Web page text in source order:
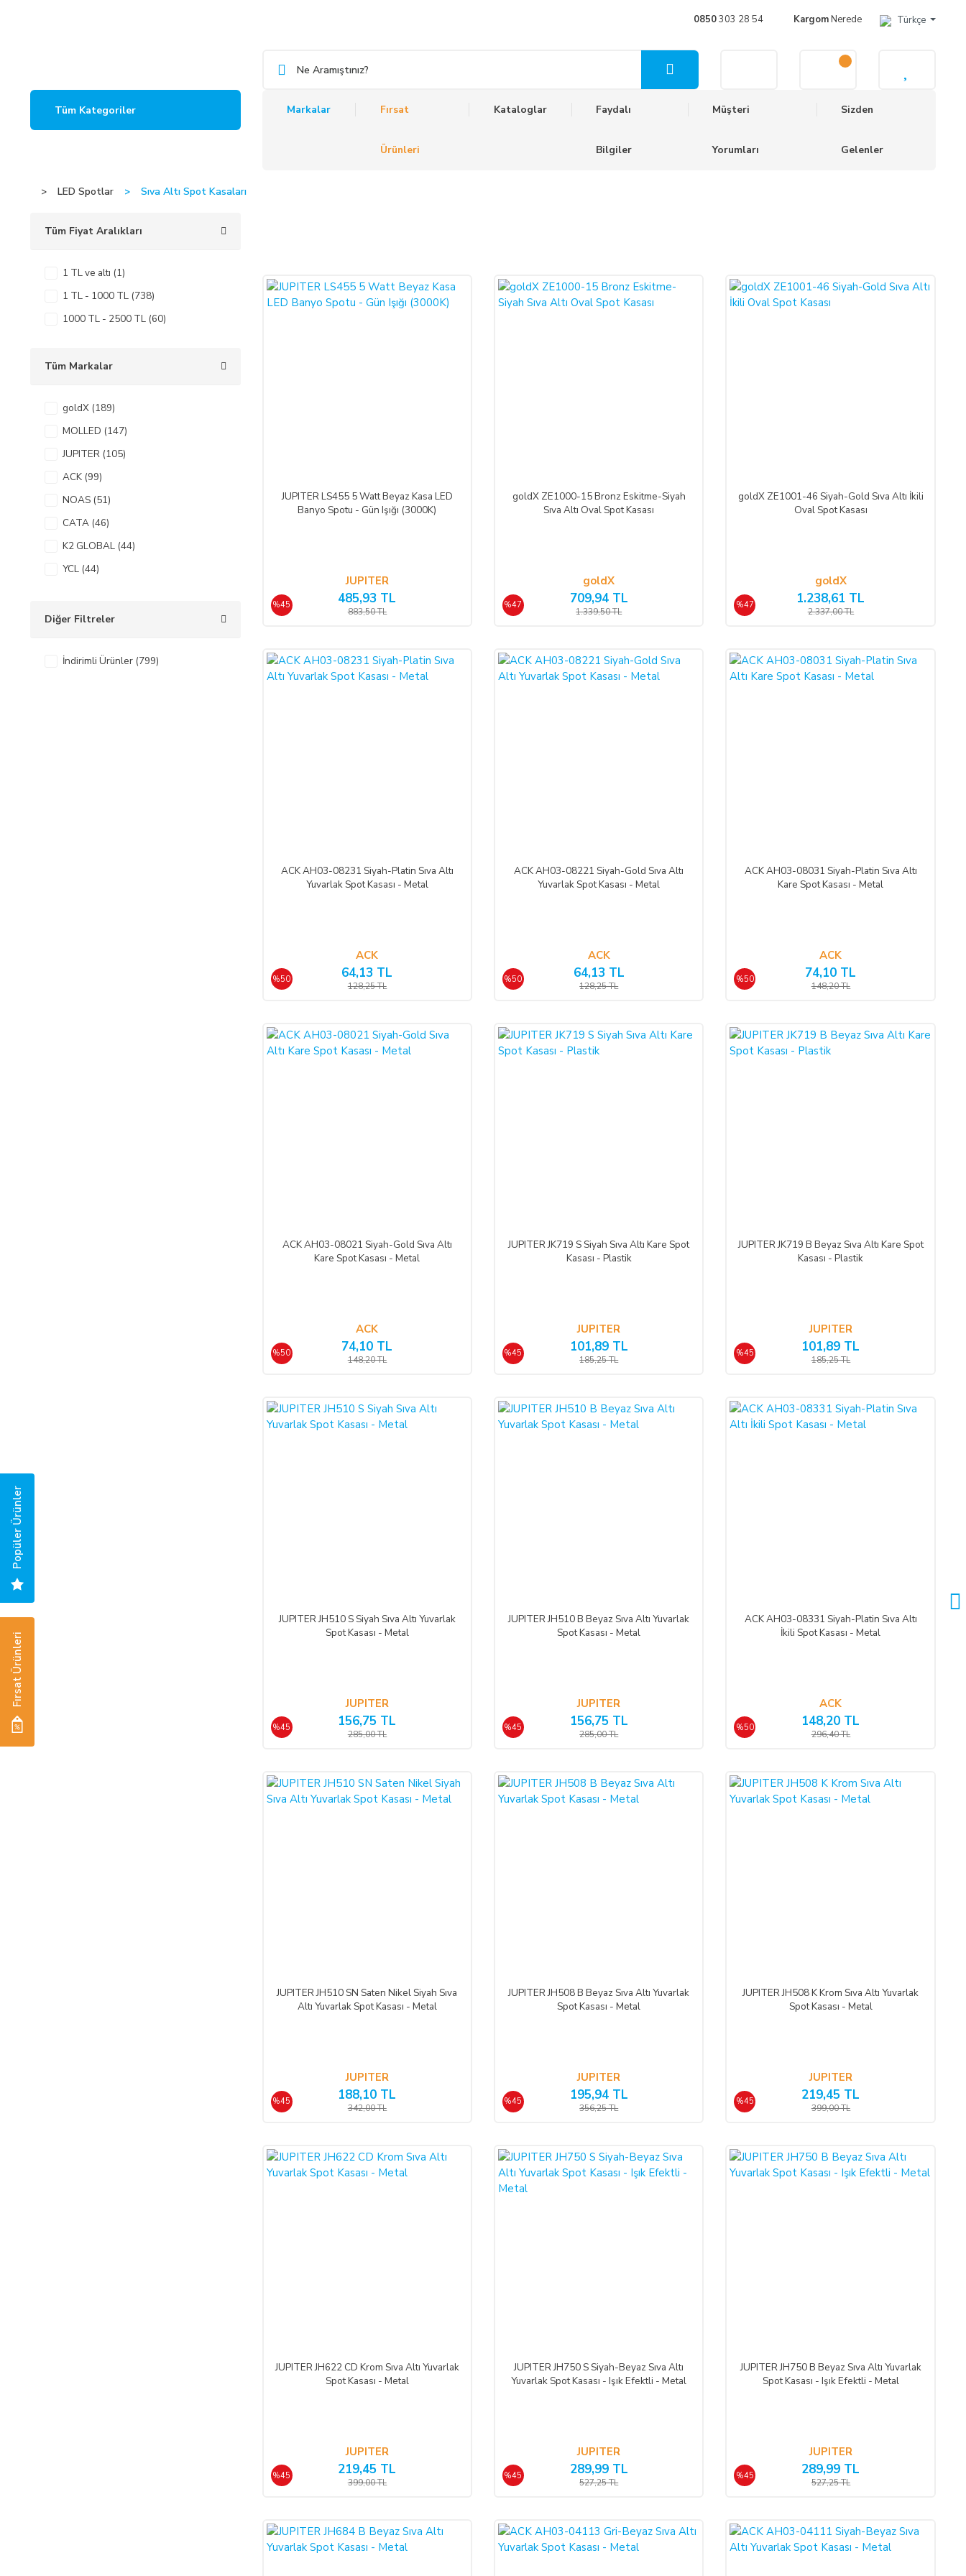
0850303 28 54 KargomNerede Türkçe
Tüm Kategoriler Markalar Fırsat
Ürünleri
Kataloglar Faydalı
Bilgiler
Müşteri
Yorumları
Sizden
Gelenler
LED Spotlar Sıva Altı Spot Kasaları
Tüm Fiyat Aralıkları
1 TL ve altı (1)
1 TL - 1000 TL (738)
1000 TL - 2500 TL (60)
Tüm Markalar
goldX (189)
MOLLED (147)
JUPITER (105)
ACK (99)
NOAS (51)
CATA (46)
K2 GLOBAL (44)
YCL (44)
HOROZ (24)
Diğer Filtreler
İndirimli Ürünler (799)
%45
JUPITER LS455 5 Watt Beyaz Kasa LED
Banyo Spotu - Gün Işığı (3000K)
JUPITER
%45 485,93 TL
883,50 TL
%47
goldX ZE1000-15 Bronz Eskitme-Siyah
Sıva Altı Oval Spot Kasası
goldX
%47 709,94 TL
1.339,50 TL
%47
goldX ZE1001-46 Siyah-Gold Sıva Altı İkili
Oval Spot Kasası
goldX
%47 1.238,61 TL
2.337,00 TL
%50
ACK AH03-08231 Siyah-Platin Sıva Altı
Yuvarlak Spot Kasası - Metal
ACK
%50 64,13 TL
128,25 TL
%50
ACK AH03-08221 Siyah-Gold Sıva Altı
Yuvarlak Spot Kasası - Metal
ACK
%50 64,13 TL
128,25 TL
%50
ACK AH03-08031 Siyah-Platin Sıva Altı
Kare Spot Kasası - Metal
ACK
%50 74,10 TL
148,20 TL
%50
ACK AH03-08021 Siyah-Gold Sıva Altı
Kare Spot Kasası - Metal
ACK
%50 74,10 TL
148,20 TL
%45
JUPITER JK719 S Siyah Sıva Altı Kare Spot
Kasası - Plastik
JUPITER
%45 101,89 TL
185,25 TL
%45
JUPITER JK719 B Beyaz Sıva Altı Kare Spot
Kasası - Plastik
JUPITER
%45 101,89 TL
185,25 TL
%45
JUPITER JH510 S Siyah Sıva Altı Yuvarlak
Spot Kasası - Metal
JUPITER
%45 156,75 TL
285,00 TL
%45
JUPITER JH510 B Beyaz Sıva Altı Yuvarlak
Spot Kasası - Metal
JUPITER
%45 156,75 TL
285,00 TL
%50
ACK AH03-08331 Siyah-Platin Sıva Altı
İkili Spot Kasası - Metal
ACK
%50 148,20 TL
296,40 TL
%45
JUPITER JH510 SN Saten Nikel Siyah Sıva
Altı Yuvarlak Spot Kasası - Metal
JUPITER
%45 188,10 TL
342,00 TL
%45
JUPITER JH508 B Beyaz Sıva Altı Yuvarlak
Spot Kasası - Metal
JUPITER
%45 195,94 TL
356,25 TL
%45
JUPITER JH508 K Krom Sıva Altı Yuvarlak
Spot Kasası - Metal
JUPITER
%45 219,45 TL
399,00 TL
%45
JUPITER JH622 CD Krom Sıva Altı Yuvarlak
Spot Kasası - Metal
JUPITER
%45 219,45 TL
399,00 TL
%45
JUPITER JH750 S Siyah-Beyaz Sıva Altı
Yuvarlak Spot Kasası - Işık Efektli - Metal
JUPITER
%45 289,99 TL
527,25 TL
%45
JUPITER JH750 B Beyaz Sıva Altı Yuvarlak
Spot Kasası - Işık Efektli - Metal
JUPITER
%45 289,99 TL
527,25 TL
%45 %50 %50
Popüler Ürünler
Fırsat Ürünleri